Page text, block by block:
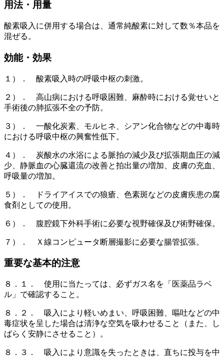
用法・用量
酸素吸入に併用する場合は、通常純酸素に対して数％本品を
混ぜる。
効能・効果
１）． 酸素吸入時の呼吸中枢の刺激。
２）． 高山病における呼吸困難、麻酔時における覚せいと
手術後の肺拡張不全の予防。
３）． 一酸化炭素、モルヒネ、シアン化合物などの中毒時
における呼吸中枢の興奮性低下。
４）． 炭酸水の水浴による脈拍の減少及び拡張期血圧の減
少、静脈血の心臓還流の改善と拍出量の増加、皮膚の充血、
呼吸量の増加。
５）． ドライアイスでの狼瘡、色素斑などの皮膚疾患の腐
食剤としての使用。
６）． 腹腔鏡下外科手術に必要な視野確保及び術野確保。
７）． Ｘ線コンピュータ断層撮影に必要な腸管拡張。
重要な基本的注意
８．１． 使用に当たっては、必ずガス名を「医薬品ラベ
ル」で確認すること。
８．２． 吸入により軽いめまい、呼吸困難、嘔吐などの中
毒症状を呈した場合は清浄な空気を吸わせること（また、し
ばらく安静にさせること）。
８．３． 吸入により意識を失ったときは、直ちに投与を中